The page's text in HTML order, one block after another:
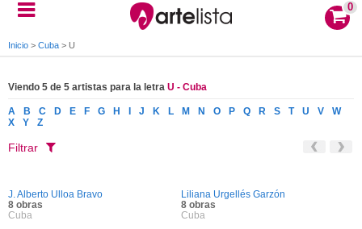
0
Inicio > Cuba > U
Viendo 5 de 5 artistas para la letra U - Cuba
A B C D E F G H J K L M N O P Q R S T U V
W
X
Y Z
Filtrar
J. Alberto Ulloa Bravo
8 obras
Cuba
Liliana Urgellés Garzón
8 obras
Cuba